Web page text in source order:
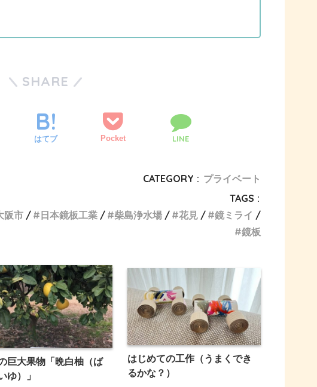
SHARE
はてブ Pocket LINE
CATEGORY : プライベート
TAGS :
阪市 日本鏡板工業 柴島浄水場 花見
鏡ミライ
鏡板
巨大果物「晩白柚（ば
ゆ）」
はじめての工作（うまくでき
るかな？）